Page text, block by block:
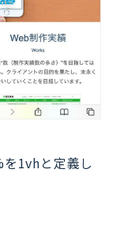
1vhと定義し